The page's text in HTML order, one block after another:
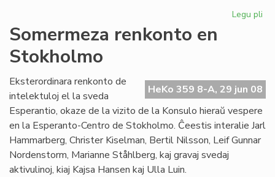
Legu pli
Somermeza renkonto en
Stokholmo
HeKo 359 8-A, 29 jun 08
Eksterordinara renkonto de
intelektuloj el la sveda
Esperantio, okaze de la vizito de la Konsulo hieraŭ vespere
en la Esperanto-Centro de Stokholmo. Ĉeestis interalie Jarl
Hammarberg, Christer Kiselman, Bertil Nilsson, Leif Gunnar
Nordenstorm, Marianne Ståhlberg, kaj gravaj svedaj
aktivulinoj, kiaj Kajsa Hansen kaj Ulla Luin.